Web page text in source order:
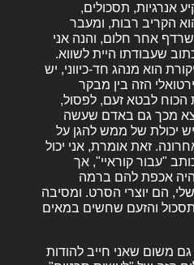
אנרגיות, תסכולים,
הקריב רבות, ומעבר
אחר חלום, והנה אני
שעבודתו היית לשווא.
הוא מנהג חד-כיווני, יש
הזה בין מבקר
הכוח לבטא זעם, לפסול,
מכך גם באדם שעשה
יכולת של ממש להגן על
זאת אומרת, אני יכול
"עבור קוראיי", אך
אכפת להם ברמה
הם יוצרי הסרט. ומסיבה
והזעם שחשים במאים
משום שאני חייב להודות